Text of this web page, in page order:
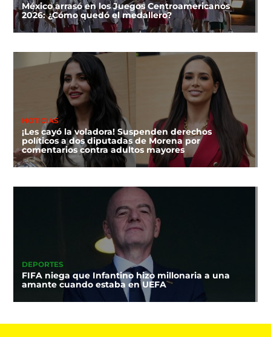
México arrasó en los Juegos Centroamericanos
2026: ¿Cómo quedó el medallero?
NOTICIAS
¡Les cayó la voladora! Suspenden derechos
políticos a dos diputadas de Morena por
comentarios contra adultos mayores
DEPORTES
FIFA niega que Infantino hizo millonaria a una
amante cuando estaba en UEFA